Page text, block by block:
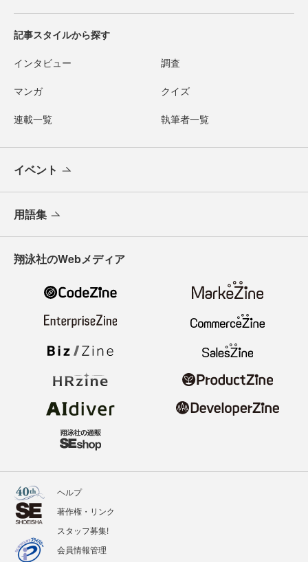
記事スタイルから探す
インタビュー 調査
マンガ クイズ
連載一覧 執筆者一覧
イベント
用語集
翔泳社のWebメディア
ヘルプ
著作権・リンク
スタッフ募集!
会員情報管理